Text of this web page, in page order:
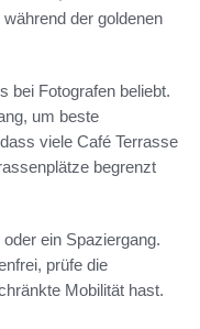
der goldenen
bei Fotografen beliebt.
um beste
viele Café Terrasse
begrenzt
ein Spaziergang.
prüfe die
Mobilität hast.